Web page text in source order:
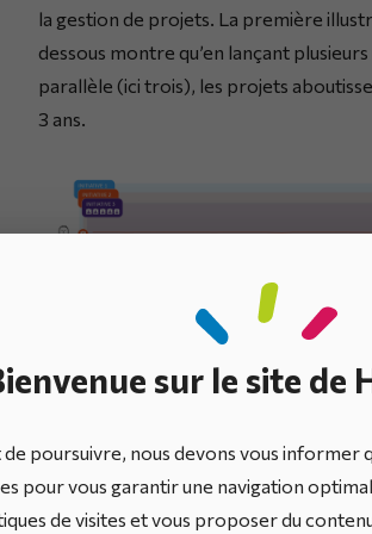
sur le site de
de poursuivre, nous devons vous informer
pour vous garantir une navigation
de visites et vous proposer du
la gestion de projets. La première
dessous montre qu’en lançant
parallèle (ici trois), les projets
3 ans.
En revanche, la deuxième illustration
parallélisant les initiatives mais en se